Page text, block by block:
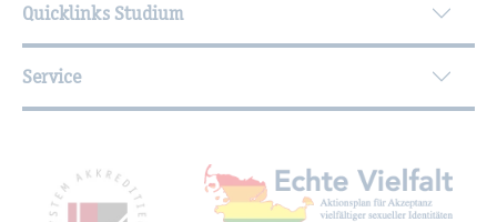
Quicklinks Studium
Service
Mit­glied­schaf­ten,